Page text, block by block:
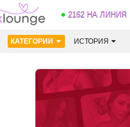
2162 НА ЛИНИЯ
КАТЕГОРИИ ИСТОРИЯ